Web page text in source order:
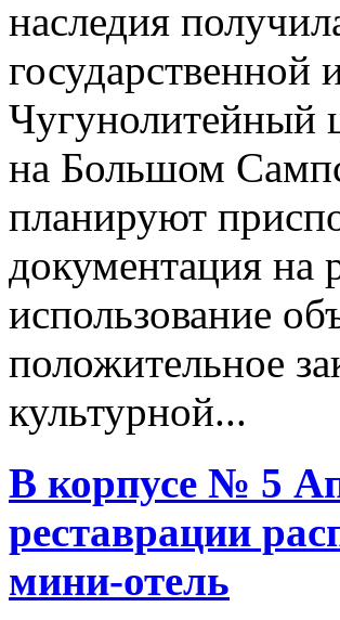
наследия
государственной
Чугунолитейный
на Большом
планируют
документация на
использование
положительное
культурной...
В корпусе № 5
реставрации
мини-отель